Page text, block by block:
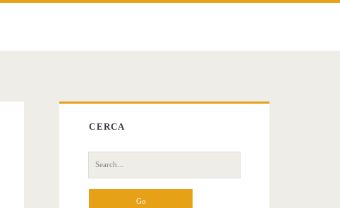
Primary
Sidebar
CERCA
Search
for: